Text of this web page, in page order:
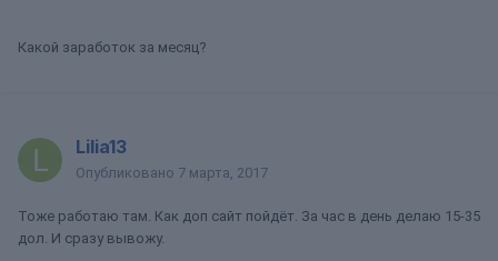
Какой заработок за месяц?
Lilia13
Опубликовано 7 марта, 2017
Тоже работаю там. Как доп сайт пойдёт. За час в день делаю 15-35
дол. И сразу вывожу.